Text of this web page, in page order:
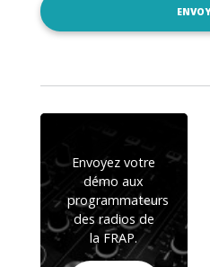
Envoyez votre
démo aux
programmateurs
des radios de
la FRAP.